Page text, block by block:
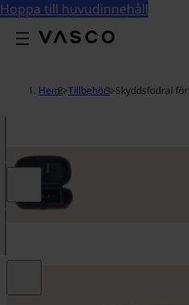
Hoppa till huvudinnehåll
Hem >Tillbehör >Skyddsfodral